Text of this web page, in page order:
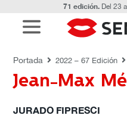
71 edición.Del 23
Portada 2022 – 67 Edición
Jean-Max
JURADO FIPRESCI